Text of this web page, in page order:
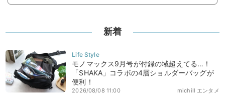
新着
モノマックス9月号が付録の域超えてる…！
「SHAKA」コラボの4層ショルダーバッグが
便利！
michill エンタメ
2026/08/08 11:00